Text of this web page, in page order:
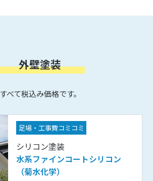
外壁塗装
すべて税込み価格です。
足場・工事費コミコミ
シリコン塗装
水系ファインコートシリコン
（菊水化学）